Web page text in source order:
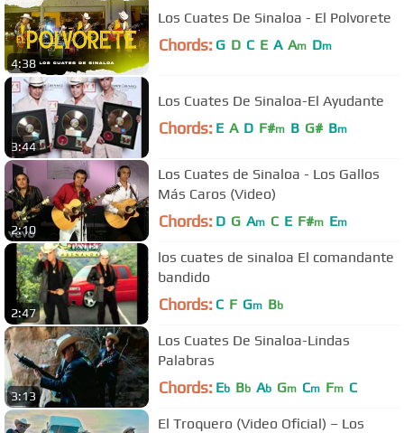
4:38
Los Cuates De Sinaloa - El Polvorete
Chords: G D C E A Am Dm
3:44
Los Cuates De Sinaloa-El Ayudante
Chords: E A D F#m B G# Bm
2:10
Los Cuates de Sinaloa - Los Gallos
Más Caros (Video)
Chords: D G Am C E F#m Em
2:47
los cuates de sinaloa El comandante
bandido
Chords: C F Gm Bb
3:13
Los Cuates De Sinaloa-Lindas
Palabras
Chords: Eb Bb Ab Gm Cm Fm C
El Troquero (Video Oficial) – Los